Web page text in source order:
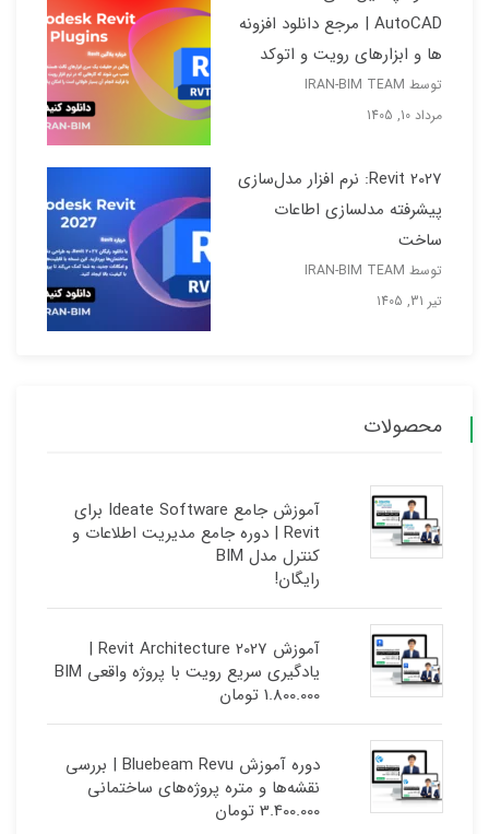
AutoCAD | مرجع دانلود افزونه
ها و ابزارهای رویت و اتوکد
توسط IRAN-BIM TEAM
مرداد 10, 1405
Revit 2027: نرم افزار مدل‌سازی
پیشرفته مدلسازی اطاعات
ساخت
توسط IRAN-BIM TEAM
تیر 31, 1405
محصولات
آموزش جامع Ideate Software برای
Revit | دوره جامع مدیریت اطلاعات و
کنترل مدل BIM
رایگان!
آموزش Revit Architecture 2027 |
یادگیری سریع رویت با پروژه واقعی BIM
1.800.000 تومان
دوره آموزش Bluebeam Revu | بررسی
نقشه‌ها و متره پروژه‌های ساختمانی
3.400.000 تومان